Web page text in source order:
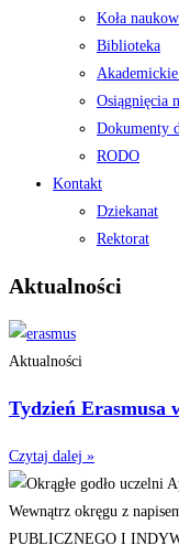
Koła
Biblioteka
Osiągnięcia
Dokumenty
RODO
Kontakt
Dziekanat
Rektorat
Aktualności
Aktualności
Tydzień Erasmusa
Czytaj dalej »